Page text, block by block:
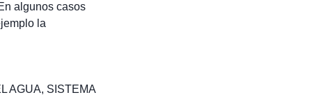
algunos casos
la
AGUA, SISTEMA